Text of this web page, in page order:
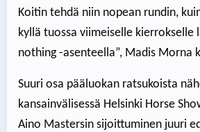
Koitin tehdä niin nopean rundin,
kyllä tuossa viimeiselle kierrokselle
nothing -asenteella”, Madis Morna
Suuri osa pääluokan ratsukoista
kansainvälisessä Helsinki Horse
Aino Mastersin sijoittuminen juuri